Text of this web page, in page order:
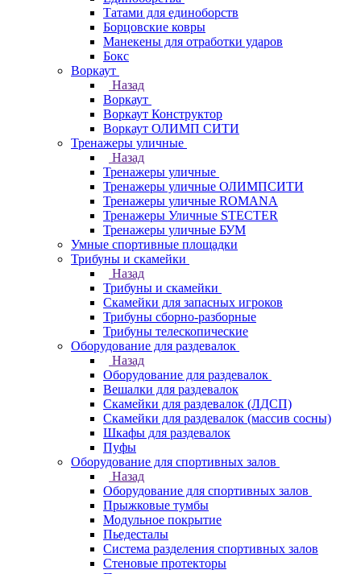
Татами для единоборств
Борцовские ковры
Манекены для отработки ударов
Бокс
Воркаут
Назад
Воркаут
Воркаут Конструктор
Воркаут ОЛИМП СИТИ
Тренажеры уличные
Назад
Тренажеры уличные
Тренажеры уличные ОЛИМПСИТИ
Тренажеры уличные ROMANA
Тренажеры Уличные STECTER
Тренажеры уличные БУМ
Умные спортивные площадки
Трибуны и скамейки
Назад
Трибуны и скамейки
Скамейки для запасных игроков
Трибуны сборно-разборные
Трибуны телескопические
Оборудование для раздевалок
Назад
Оборудование для раздевалок
Вешалки для раздевалок
Скамейки для раздевалок (ЛДСП)
Скамейки для раздевалок (массив сосны)
Шкафы для раздевалок
Пуфы
Оборудование для спортивных залов
Назад
Оборудование для спортивных залов
Прыжковые тумбы
Модульное покрытие
Пьедесталы
Система разделения спортивных залов
Стеновые протекторы